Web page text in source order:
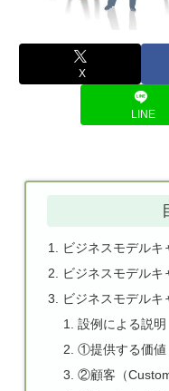
X
LINE
ビジネスモデルキ
ビジネスモデルキ
ビジネスモデルキ
設例による説明
①提供する価値
②顧客（